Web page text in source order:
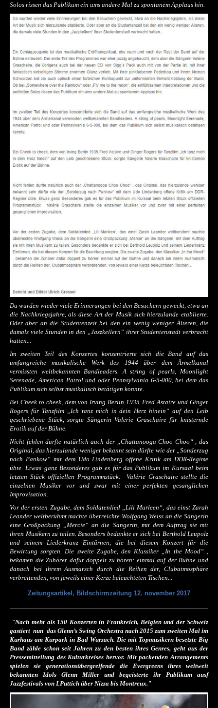
Solos rissen das Publikum ein ums andere Mal zu spontanem Applaus hin.
Da wurden wieder viele Erinnerungen bei den Besuchern geweckt, etwa an
die Nachkriegsjahre, als diese Art der Musik sich hierzulande etablierte.
Oder aber an die Studentenzeit bei den ein wenig weniger Älteren, die
damals viele Stunden in den „Jazzkellern“ ihrer Studentenstadt verbracht
hatten...
Im zweiten Teil des Konzertes konzentrierte sich die Band auf das
umfangreiche musikalische Werk des 1944 über dem Ärmelkanal
vermissten weltbekannten Bandleaders. A string of pearls, Moonlight
Serenade, American Patrol und oder Pennsylvania 6-5-000, bei dem das
Publikum sich selbst musikalisch betätigen konnte.
Bei Cheek to cheek, dem von Irving Berlin 1935 Fred Astaire und Ginger
Rogers für Tanzfilm „Ich tanz mich in dein Herz hinein“ auf den Leib
geschriebene Stück, sorgte Sängerin Valerie Graschaire für knisternde
Erotik auf der Bühne.
Nicht fehlen durfte natürlich auch der „Chattanooga Choo Choo“ , das
Original, das hierzulande weniger bekannt sein dürfte wie der „Sonderzug
nach Pankow“ mit dem Udo Lindenberg offene Kritik am DDR-Regime
übte. Etwas ganz Besonderes gab es für das Publikum im Kursaal beim
letzten Stück offiziellen Programmstück: Valérie Graschaire stellte die
einzelnen Musiker vor und zwar mit einer perfekten gesanglichen
Improvisation.
Vor der ersten Zugabe, dem Soldatenlied „Lili Marleen“, das einst Zarah
Leander weltberühmt machte überreichte Wolfgang Weiss an die Sängerin
eine Großpackung „Mercie“ an die Sängerin, mit dem Auftrag sie mit
ihren Musikern zu teilen. Besonders bedankte er sich bei Berthold Leupolz
und seinem Liederkranz Eintürnen, die bei diesem Konzert für die
Bewirtung sorgten. Die zweite Zugabe, den Klassiker „In the Mood“ ,
bekamen die Zuhörer dafür doppelt zu hören: einmal auf der Bühne und
danach bei ihrem Ausmarsch durch die Reihen der, Clubatmosphäre
verbreitenden, von jeweils einer Kerze beleuchteten Tischen...
Zeitungsartikel, Bildschirmzeitung 12. november 2017
"Nach mehr als 150 Konzerten in Frankreich, Belgien und der Schweiz
gastiert nun dasGlenn’s Swing Orchestra nach 2015 zum zweiten Mal im
Kurhaus am Kurpark in Bad Wurzach. Die mit Topmusikern besetzte Big
Band zähle schon seit Jahren zu den besten ihres Genres, geht aus der
Pressemitteilung des Kulturkreises hervor. Mit packenden Arrangements
spielen sie generationsübergreifende die Evergreens ihres weltweit
bekannten Idols Glenn Miller und begeisterte ihr Publikum ausf
Jazzfestivals von LPuttich über Nizza bis Montreux."